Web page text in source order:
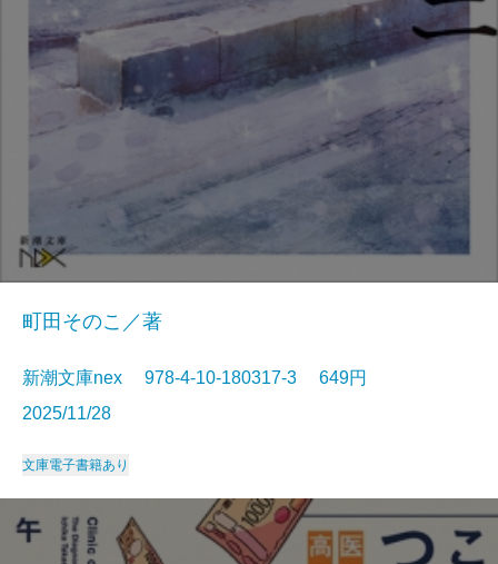
町田そのこ／著
新潮文庫nex 978-4-10-180317-3 649円
2025/11/28
文庫電子書籍あり